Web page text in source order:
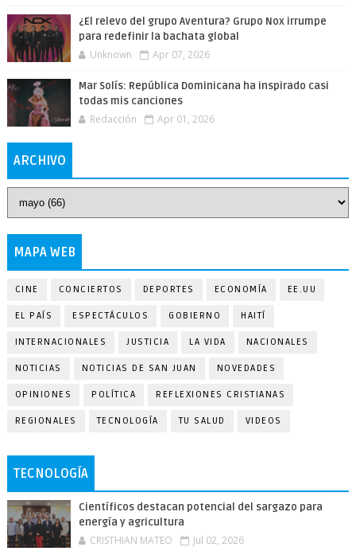
¿El relevo del grupo Aventura? Grupo Nox irrumpe
para redefinir la bachata global
Unknown Apr 07, 2026
Mar Solís: República Dominicana ha inspirado casi
todas mis canciones
Redacción Apr 01, 2026
ARCHIVO
MAPA WEB
CINE CONCIERTOS DEPORTES ECONOMÍA EE.UU
EL PAÍS ESPECTÁCULOS GOBIERNO HAITÍ
INTERNACIONALES JUSTICIA LA VIDA NACIONALES
NOTICIAS NOTICIAS DE SAN JUAN NOVEDADES
OPINIONES POLÍTICA REFLEXIONES CRISTIANAS
REGIONALES TECNOLOGÍA TU SALUD VIDEOS
TECNOLOGÍA
Científicos destacan potencial del sargazo para
energía y agricultura
CRISTHIAN MATEO Jul 02, 2026